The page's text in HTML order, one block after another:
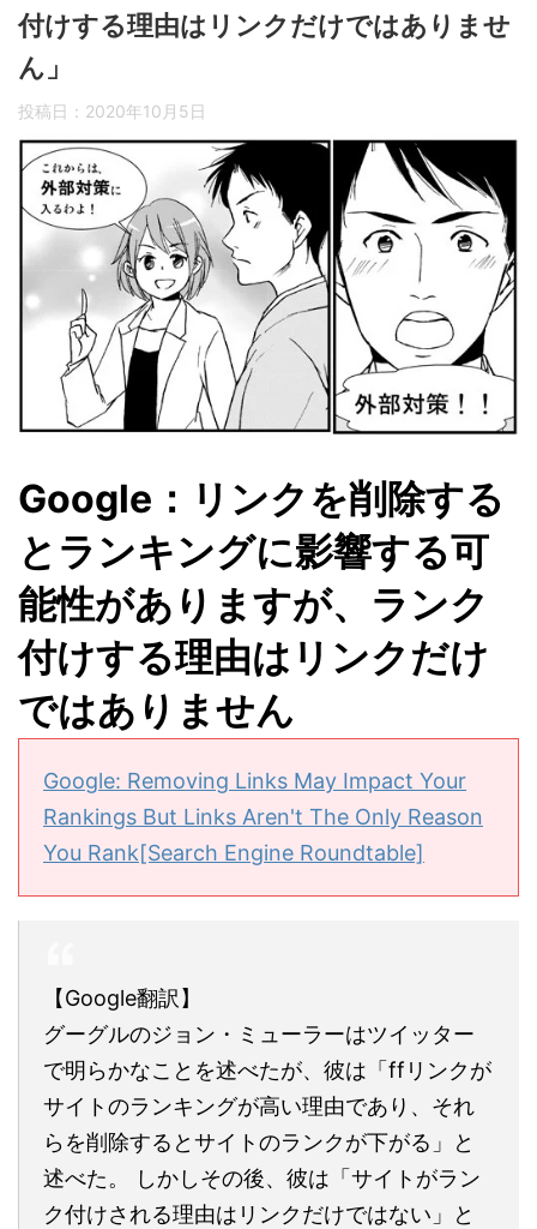
付けする理由はリンクだけではありませ
ん」
投稿日： 2020年10月5日
Google：リンクを削除する
とランキングに影響する可
能性がありますが、ランク
付けする理由はリンクだけ
ではありません
Google: Removing Links May Impact Your
Rankings But Links Aren't The Only Reason
You Rank[Search Engine Roundtable]
【Google翻訳】
グーグルのジョン・ミューラーはツイッター
で明らかなことを述べたが、彼は「ffリンクが
サイトのランキングが高い理由であり、それ
らを削除するとサイトのランクが下がる」と
述べた。 しかしその後、彼は「サイトがラン
ク付けされる理由はリンクだけではない」と